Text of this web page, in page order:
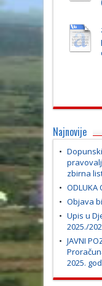
Najnovije
zbirna
ODLUKA
Objava
Upis u
2025./
JAVNI
2025.